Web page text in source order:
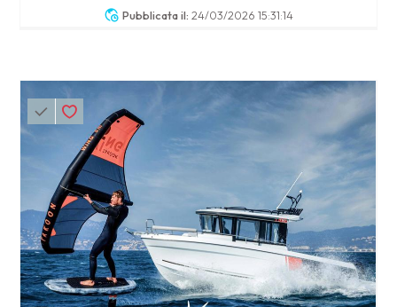
Pubblicata il: 24/03/2026 15:31:14